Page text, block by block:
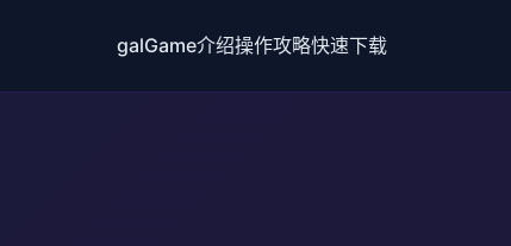
galGame介绍操作攻略快速下载